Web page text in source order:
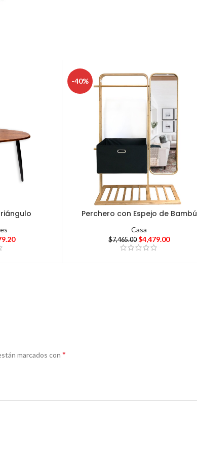
-40%
Perchero con Espejo de Bambú
Casa
$7,465.00 $4,479.00
marcados con *